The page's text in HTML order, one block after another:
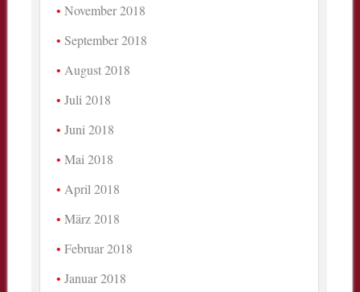
November 2018
September 2018
August 2018
Juli 2018
Juni 2018
Mai 2018
April 2018
März 2018
Februar 2018
Januar 2018